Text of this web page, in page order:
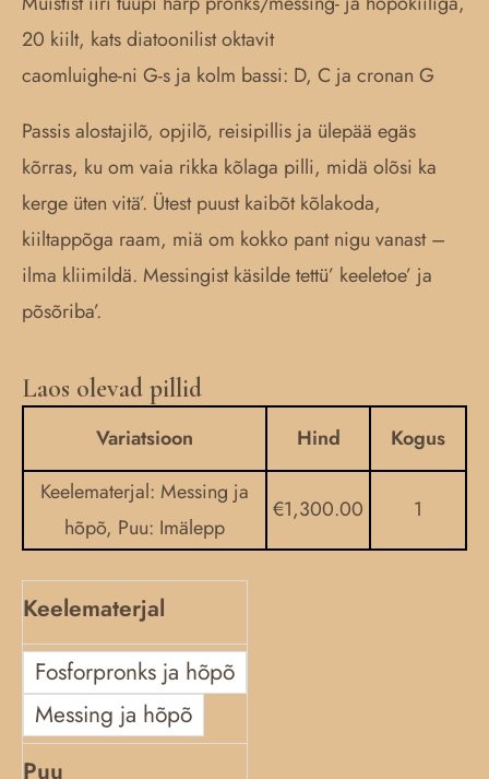
20 kiilt, kats diatoonilist oktavit
caomluighe-ni G-s ja kolm bassi: D, C ja cronan G
Passis alostajilõ, opjilõ, reisipillis ja ülepää egäs
kõrras, ku om vaia rikka kõlaga pilli, midä olõsi ka
kerge üten vitä’. Ütest puust kaibõt kõlakoda,
kiiltappõga raam, miä om kokko pant nigu vanast –
ilma kliimildä. Messingist käsilde tettü’ keeletoe’ ja
põsõriba’.
Laos olevad pillid
Variatsioon Hind
Kogus
Keelematerjal: Messing ja
hõpõ, Puu: Imälepp
€1,300.00 1
Keelematerjal
Fosforpronks ja hõpõ
Messing ja hõpõ
Puu
Väiko
quantity